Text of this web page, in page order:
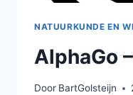
NATUURKUNDE EN
AlphaGo
Door BartGolsteijn